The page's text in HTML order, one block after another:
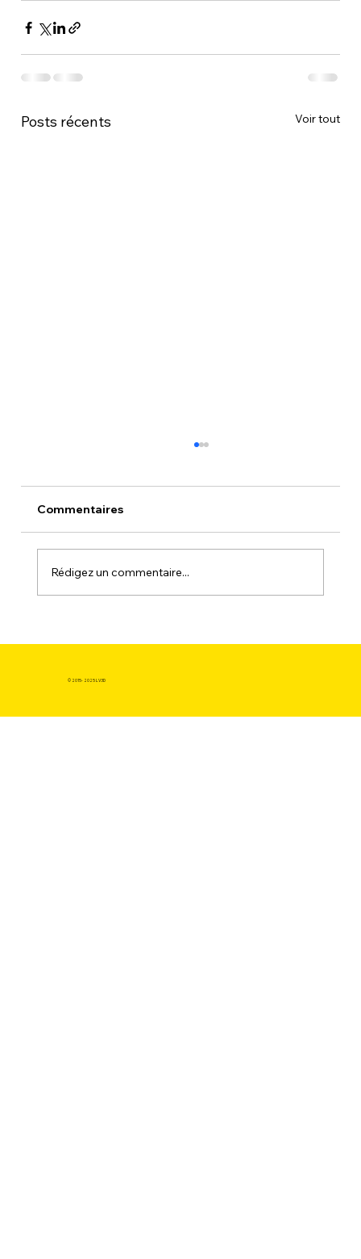
Posts récents Voir tout
Commentaires
Rédigez un commentaire...
© 2015- 2025 LV3D